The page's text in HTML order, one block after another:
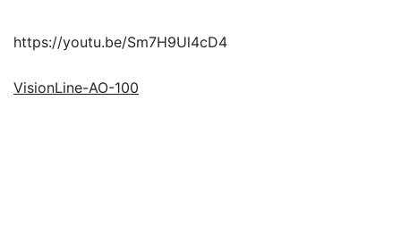
https://youtu.be/Sm7H9Ul4cD4
VisionLine-AO-100